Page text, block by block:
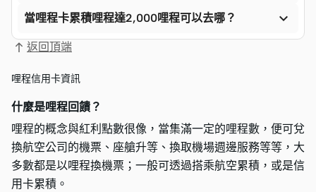
當哩程卡累積哩程達2,000哩程可以去哪？ 
返回頂端
哩程信用卡資訊
什麼是哩程回饋？
哩程的概念與紅利點數很像，當集滿一定的哩程數，便可兌
換航空公司的機票、座艙升等、換取機場週邊服務等等，大
多數都是以哩程換機票；一般可透過搭乘航空累積，或是信
用卡累積。